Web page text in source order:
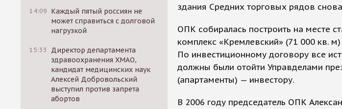
14:09 Каждый пятый россиян не
может справиться с долговой
нагрузкой
15:33
Директор департамента
здравоохранения ХМАО,
кандидат медицинских наук
Алексей Добровольский
выступил против запрета
абортов
здания Средних торговых рядов
ОПК собиралась построить на месте
комплекс «Кремлевский» (71 000 кв.
По инвестиционному договору все
должны были отойти Управделами
(апартаменты) — инвестору.
В 2006 году председатель ОПК